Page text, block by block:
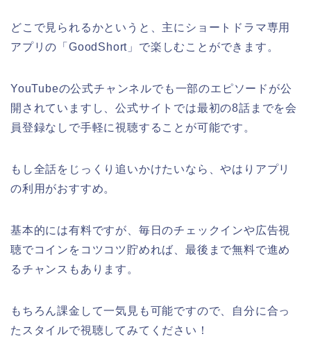
どこで見られるかというと、主にショートドラマ専用
アプリの「GoodShort」で楽しむことができます。
YouTubeの公式チャンネルでも一部のエピソードが公
開されていますし、公式サイトでは最初の8話までを会
員登録なしで手軽に視聴することが可能です。
もし全話をじっくり追いかけたいなら、やはりアプリ
の利用がおすすめ。
基本的には有料ですが、毎日のチェックインや広告視
聴でコインをコツコツ貯めれば、最後まで無料で進め
るチャンスもあります。
もちろん課金して一気見も可能ですので、自分に合っ
たスタイルで視聴してみてください！